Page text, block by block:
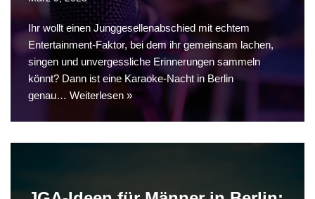
Ihr wollt einen Junggesellenabschied mit echtem
Entertainment-Faktor, bei dem ihr gemeinsam lachen,
singen und unvergessliche Erinnerungen sammeln
könnt? Dann ist eine Karaoke-Nacht in Berlin
genau… Weiterlesen »